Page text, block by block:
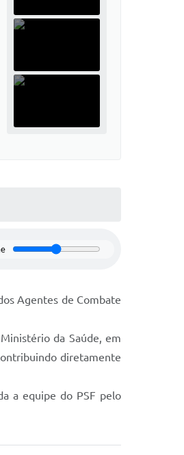
Agentes de Combate
da Saúde, em
diretamente
a equipe do PSF pelo